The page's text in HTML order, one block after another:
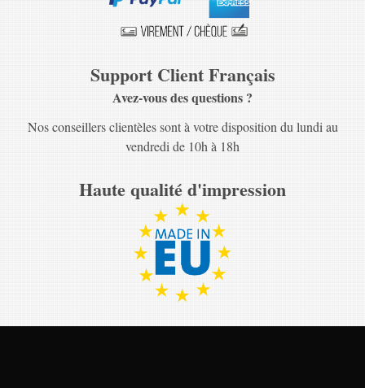
Support Client Français
Avez-vous des questions ?
Nos conseillers clientèles sont à votre disposition du lundi au
vendredi de 10h à 18h
Haute qualité d'impression